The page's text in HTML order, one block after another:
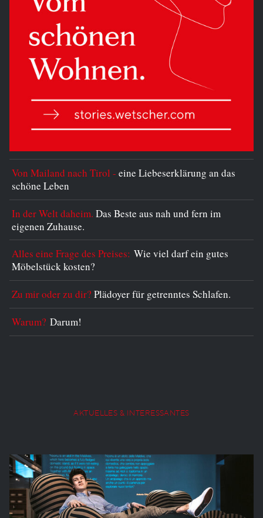
Von Mailand nach Tirol -eine Liebeserklärung an das
schöne Leben
In der Welt daheim.Das Beste aus nah und fern im
eigenen Zuhause.
Alles eine Frage des Preises:Wie viel darf ein gutes
Möbelstück kosten?
Zu mir oder zu dir?Plädoyer für getrenntes Schlafen.
Warum?Darum!
AKTUELLES & INTERESSANTES